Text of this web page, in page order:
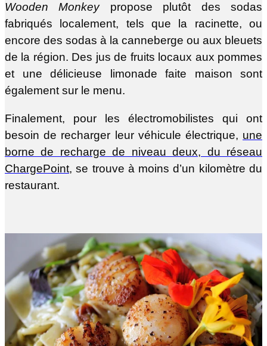
Wooden Monkeypropose plutôt des sodas
fabriqués localement, tels que la racinette, ou
encore des sodas à la canneberge ou aux bleuets
de la région. Des jus de fruits locaux aux pommes
et une délicieuse limonade faite maison sont
également sur le menu.
Finalement, pour les électromobilistes qui ont
besoin de recharger leur véhicule électrique, une
borne de recharge de niveau deux, du réseau
ChargePoint, se trouve à moins d’un kilomètre du
restaurant.